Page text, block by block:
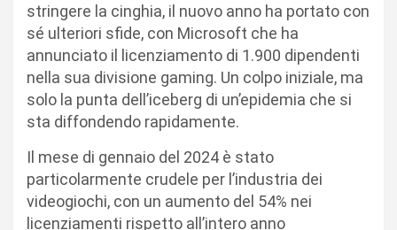
stringere la cinghia, il nuovo anno ha portato con
sé ulteriori sfide, con Microsoft che ha
annunciato il licenziamento di 1.900 dipendenti
nella sua divisione gaming. Un colpo iniziale, ma
solo la punta dell’iceberg di un’epidemia che si
sta diffondendo rapidamente.
Il mese di gennaio del 2024 è stato
particolarmente crudele per l’industria dei
videogiochi, con un aumento del 54% nei
licenziamenti rispetto all’intero anno